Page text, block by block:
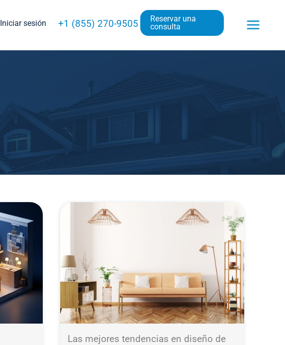
Iniciar sesión +1 (855) 270-9505
Reservar una
consulta
Las mejores tendencias en diseño de